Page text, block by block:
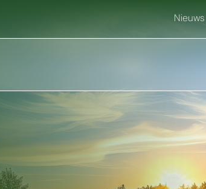
Nieuws